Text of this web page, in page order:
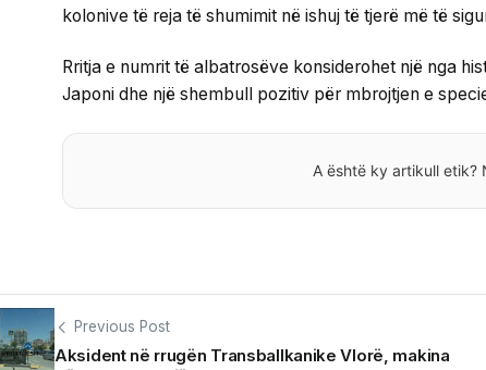
kolonive të reja të shumimit në ishuj të tjerë më të
Rritja e numrit të albatrosëve konsiderohet një nga
Japoni dhe një shembull pozitiv për mbrojtjen e
A është ky artikull etik?
Previous Post
Aksident në rrugën Transballkanike Vlorë, makina